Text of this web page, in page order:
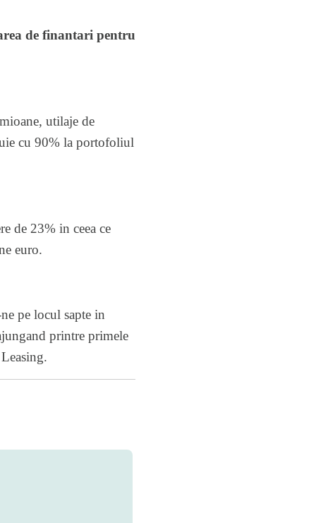
de finantari pentru
utilaje de
cu 90% la portofoliul
de 23% in ceea ce
euro.
pe locul sapte in
printre primele